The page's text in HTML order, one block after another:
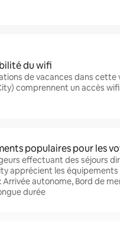
du wifi
de vacances dans cette
comprennent un accès wifi
populaires pour les
effectuant des séjours
apprécient les équipements
Arrivée autonome, Bord de
durée